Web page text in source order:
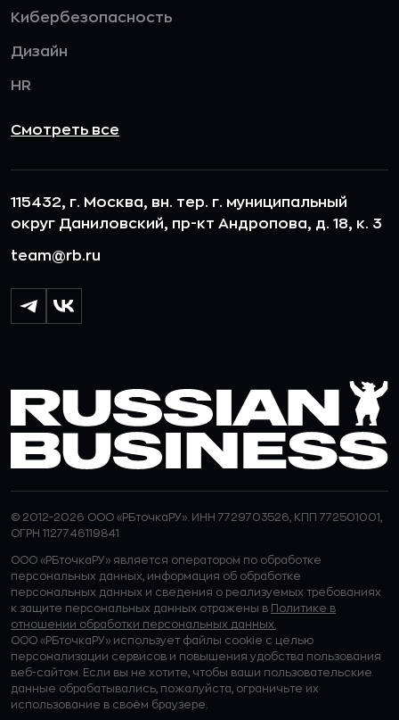
Кибербезопасность
Дизайн
HR
Смотреть все
115432, г. Москва, вн. тер. г. муниципальный
округ Даниловский, пр-кт Андропова, д. 18, к. 3
team@rb.ru
© 2012-2026 ООО «РБточкаРУ». ИНН 7729703526, КПП 772501001,
ОГРН 1127746119841
ООО «РБточкаРУ» является оператором по обработке
персональных данных, информация об обработке
персональных данных и сведения о реализуемых требованиях
к защите персональных данных отражены в Политике в
отношении обработки персональных данных.
ООО «РБточкаРУ» использует файлы cookie с целью
персонализации сервисов и повышения удобства пользования
веб-сайтом. Если вы не хотите, чтобы ваши пользовательские
данные обрабатывались, пожалуйста, ограничьте их
использование в своём браузере.